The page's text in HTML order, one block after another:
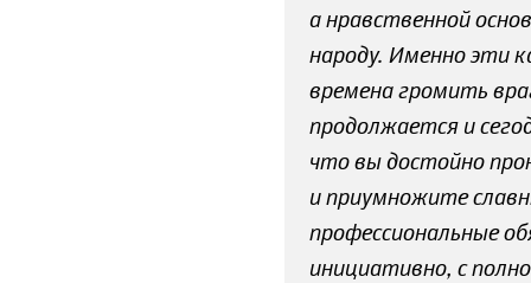
а нравственной
народу. Именно эти
времена громить
продолжается и
что вы достойно
и приумножите
профессиональные
инициативно, с